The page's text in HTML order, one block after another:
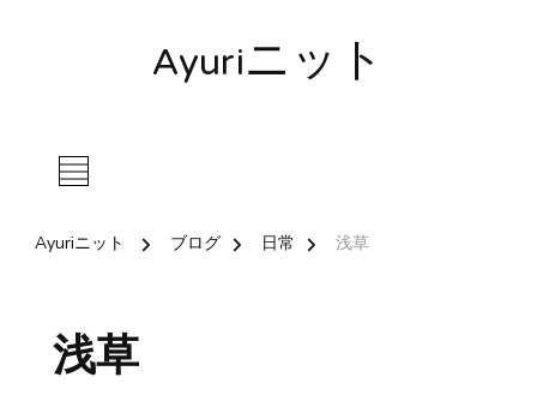
Ayuriニット
Ayuriニット ブログ 日常 浅草
浅草